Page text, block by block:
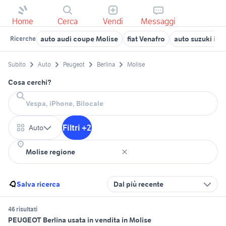
Home Cerca Vendi Messaggi
Ricerche auto audi coupe Molise fiat Venafro auto suzuki
Subito Auto Peugeot Berlina Molise
Cosa cerchi?
Auto Filtri +2
Salva ricerca Dal più recente
46 risultati
PEUGEOT Berlina usata in vendita in Molise